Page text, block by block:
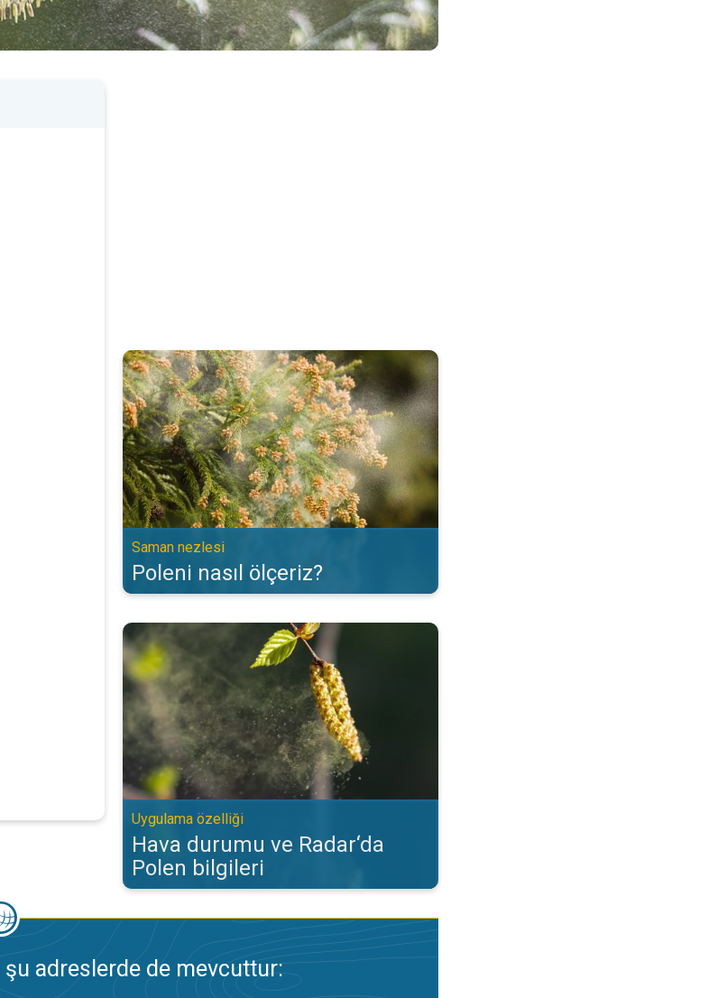
Poleni nasıl ölçeriz?. Saman nezlesi. . .
Saman nezlesi
Poleni nasıl ölçeriz?
Hava durumu ve Radar‘da Polen bilgileri. Uygulama özelliği. . .
Uygulama özelliği
Hava durumu ve Radar‘da
Polen bilgileri
şu adreslerde de mevcuttur: